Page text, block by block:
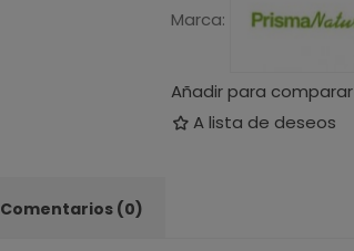
Marca:
Añadir para comparar
A lista de deseos
Comentarios (0)